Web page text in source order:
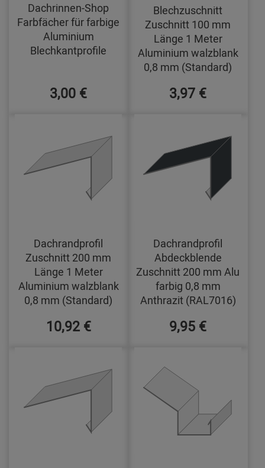
Dachrinnen-Shop
Farbfächer für farbige
Aluminium
Blechkantprofile
3,00 €
Blechzuschnitt
Zuschnitt 100 mm
Länge 1 Meter
Aluminium walzblank
0,8 mm (Standard)
3,97 €
Dachrandprofil
Zuschnitt 200 mm
Länge 1 Meter
Aluminium walzblank
0,8 mm (Standard)
10,92 €
Dachrandprofil
Abdeckblende
Zuschnitt 200 mm Alu
farbig 0,8 mm
Anthrazit (RAL7016)
9,95 €